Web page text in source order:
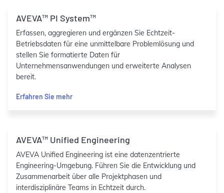
AVEVA™ PI System™
Erfassen, aggregieren und ergänzen Sie Echtzeit-
Betriebsdaten für eine unmittelbare Problemlösung und
stellen Sie formatierte Daten für
Unternehmensanwendungen und erweiterte Analysen
bereit.
Erfahren Sie mehr
AVEVA™ Unified Engineering
AVEVA Unified Engineering ist eine datenzentrierte
Engineering-Umgebung. Führen Sie die Entwicklung und
Zusammenarbeit über alle Projektphasen und
interdisziplinäre Teams in Echtzeit durch.